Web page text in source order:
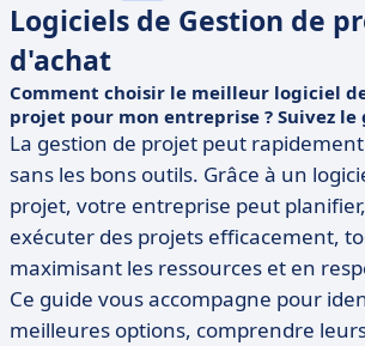
Logiciels de Gestion de
d'achat
Comment choisir le meilleur logiciel
projet pour mon entreprise ? Suivez le
La gestion de projet peut
sans les bons outils. Grâce à un
projet, votre entreprise peut
exécuter des projets efficacement,
maximisant les ressources et en
Ce guide vous accompagne pour
meilleures options, comprendre